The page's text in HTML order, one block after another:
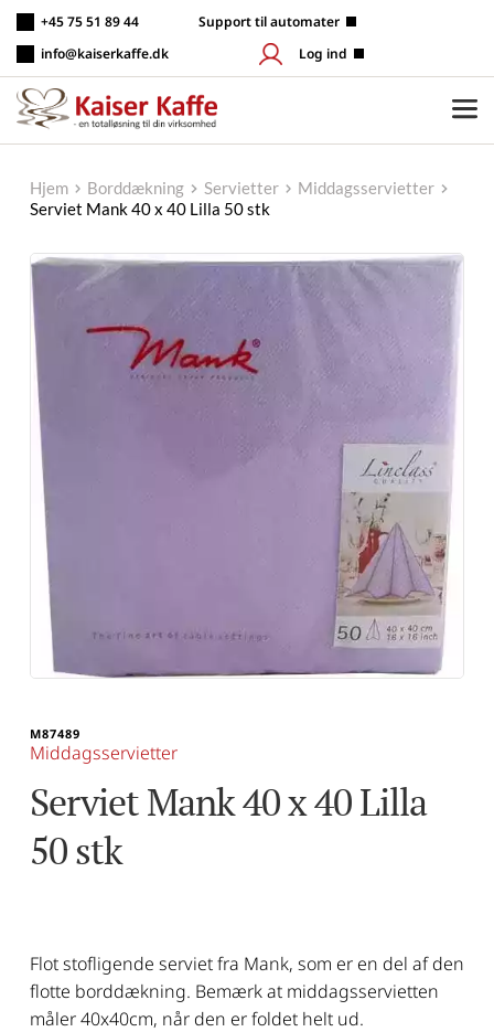
indhold
+45 75 51 89 44
info@kaiserkaffe.dk
Support til automater
Log ind
Hjem Borddækning Servietter
Middagsservietter
Serviet Mank 40 x 40 Lilla 50 stk
M87489
Middagsservietter
Serviet Mank 40 x 40 Lilla
50 stk
Flot stofligende serviet fra Mank, som er en del af den
flotte borddækning. Bemærk at middagsservietten
måler 40x40cm, når den er foldet helt ud.